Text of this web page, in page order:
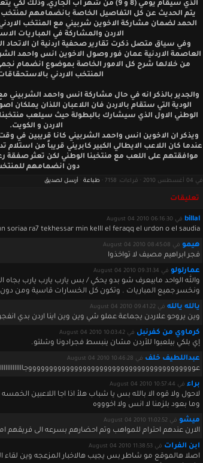
الذي سيقام يومي (8 و 9) من شهر اب
يتم الحديث عن كل التفاصيل الخاصة بانضمامهم لمنتخب
الحمد لضمان مشاركة الاخوين شربيني مع المنتخب
الاردن والمشاركة في المباريات
وفي سياق متصل ذكرت تقارير صحفية اردنية ان
العاصمة الاردنية عمان فور وصول الاخوين انس واحمد
من خلالها شرح كل الامور الخاصة بموضوع انضمام
المنتخب الاردني
والجدير بالذكر انه في حال مشاركة انس واحمد الشربيني
الودية التي ستقام بالاردن فان اللاعبان اللذان
الوطني الاول الذي سيشارك بالبطولة حيث سيلعب منتخبنا
الاردن و الكويت.
ويذكر ان الاخوين انس واحمد الشربيني كانا قريبين في
عندما كان اللاعب الايطالي الكبير كابريني قريباً من استلام
موافقتهم على اللعب مع منتخبنا الوطني لكن تعثر صفقة
دون انضمامهم
في 04 أغسطس 2010 · قراءات: 7158 · طباعة أرسل لصديق
تعليقات
billal في August 04 2010 06:16:30
soriaa ra7 tekhessar min kelll el feraqq el urdon o el saudia
هيمو في August 04 2010 08:45:08
فجر ابراهيم مصيف لا تواخذوا
عمارلولو في August 04 2010 09:31:34
والله الواحد مابيعرف شو بدو يحكي / بس يارب يارب يارب بجاه
ونخسر جميع المباريات . وتكون كل الخسارات قاسية ومن
يالله يالله في August 04 2010 09:41:22
وين يروحو علاردن يجماعة عملو شي وين وين اينا اردن بدي انفجر
كرماوي من كفرنبل في August 04 2010 10:03:42
إي بلكي بيلعبوا للأردن مشان ينبسط فجرادونا وشلتو.
عبداللطيف خلف في August 04 2010 10:46:28
براء في August 04 2010 10:57:44
لاحول ولا قوه الا بالله بس يا شباب هلأ اذا اجا اللاعبين
وما بعود بلزمنا لا انس ولا اخوووه
ميشو في August 04 2010 11:02:52
الارن عندهم احترام للمواهب وتم احضارهم بسرعه الى
ابن الفرات في August 04 2010 11:38:53
اصلا هالموقع مو شاطر بس يجيب هالاخبار المزعجه وين